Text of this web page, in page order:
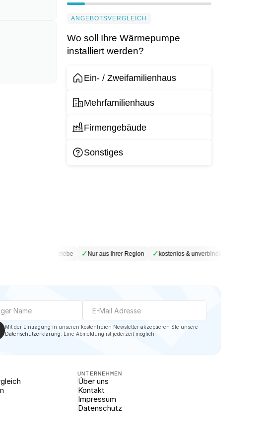
ANGEBOTSVERGLEICH
Wo soll Ihre Wärmepumpe
installiert werden?
Ein- / Zweifamilienhaus
Mehrfamilienhaus
Firmengebäude
Sonstiges
Geprüfte Fachbetriebe ✓Nur aus Ihrer Region ✓kostenlos & unverbindlich
Datenschutzerklärung . Eine Abmeldung ist jederzeit möglich.
UNTERNEHMEN
Über uns
Kontakt
Impressum
Datenschutz